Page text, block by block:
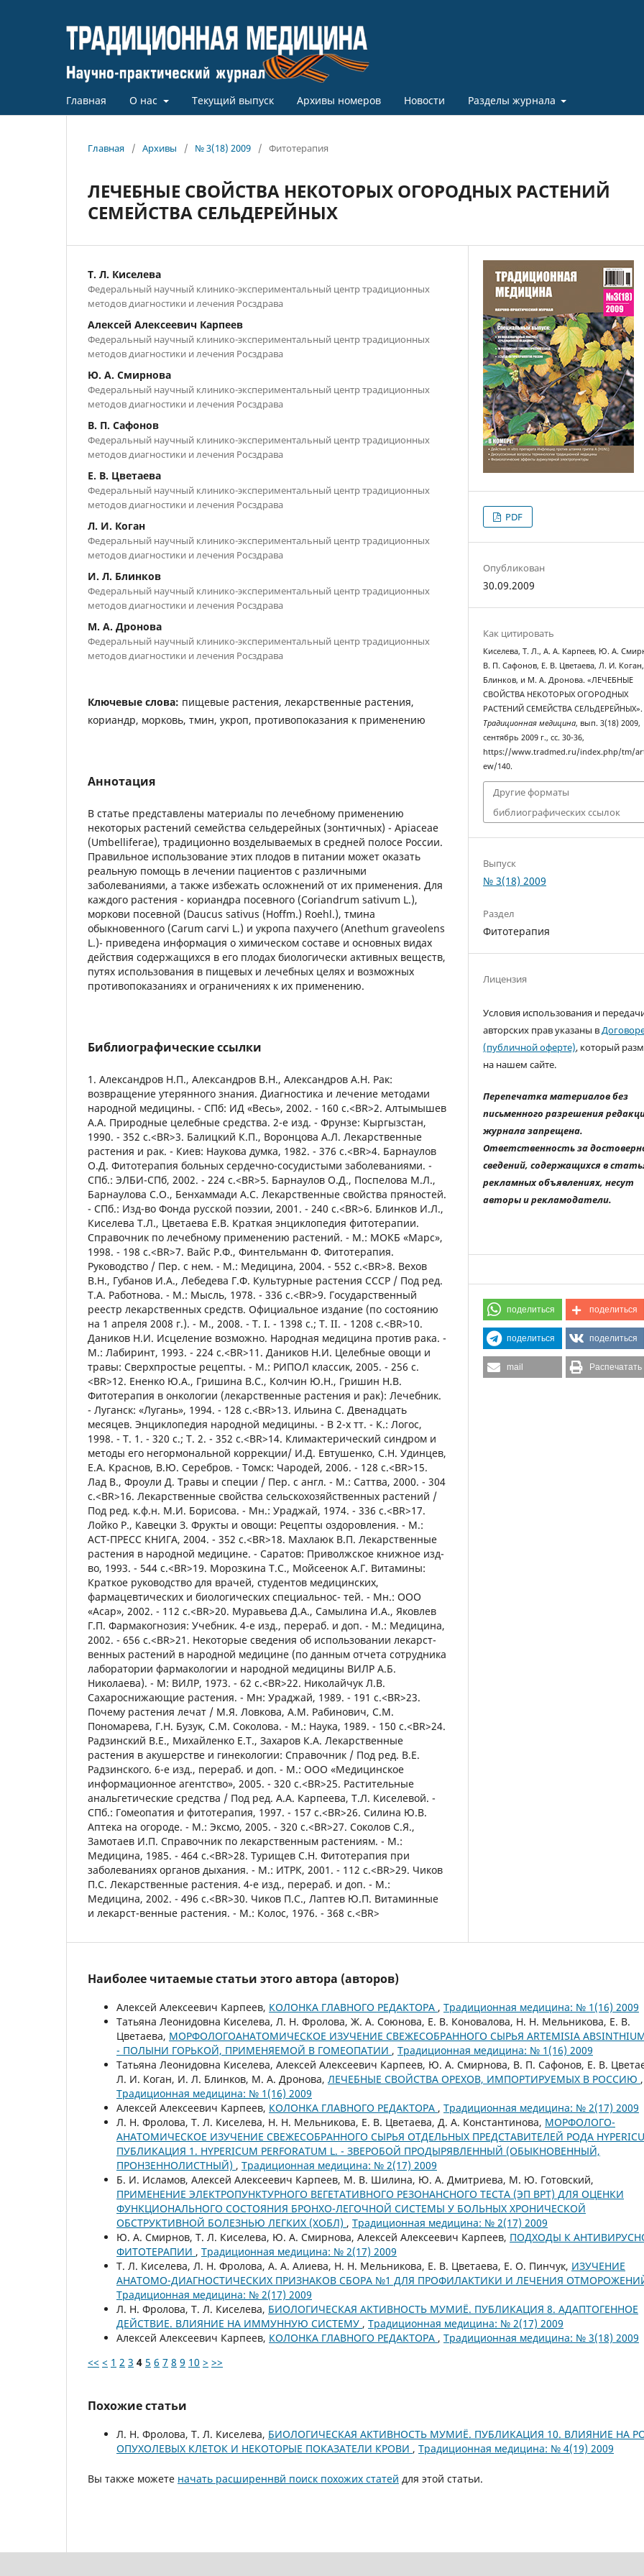
Главная О нас Текущий выпуск Архивы номеров Новости Разделы журнала
Главная / Архивы / № 3(18) 2009 / Фитотерапия
ЛЕЧЕБНЫЕ СВОЙСТВА НЕКОТОРЫХ ОГОРОДНЫХ РАСТЕНИЙ
СЕМЕЙСТВА СЕЛЬДЕРЕЙНЫХ
Т. Л. Киселева
Федеральный научный клинико-экспериментальный центр традиционных
методов диагностики и лечения Росздрава
Алексей Алексеевич Карпеев
Федеральный научный клинико-экспериментальный центр традиционных
методов диагностики и лечения Росздрава
Ю. А. Смирнова
Федеральный научный клинико-экспериментальный центр традиционных
методов диагностики и лечения Росздрава
В. П. Сафонов
Федеральный научный клинико-экспериментальный центр традиционных
методов диагностики и лечения Росздрава
Е. В. Цветаева
Федеральный научный клинико-экспериментальный центр традиционных
методов диагностики и лечения Росздрава
Л. И. Коган
Федеральный научный клинико-экспериментальный центр традиционных
методов диагностики и лечения Росздрава
И. Л. Блинков
Федеральный научный клинико-экспериментальный центр традиционных
методов диагностики и лечения Росздрава
М. А. Дронова
Федеральный научный клинико-экспериментальный центр традиционных
методов диагностики и лечения Росздрава
Ключевые слова: пищевые растения, лекарственные растения,
кориандр, морковь, тмин, укроп, противопоказания к применению
Аннотация
В статье представлены материалы по лечебному применению
некоторых растений семейства сельдерейных (зонтичных) - Apiaceae
(Umbelliferae), традиционно возделываемых в средней полосе России.
Правильное использование этих плодов в питании может оказать
реальную помощь в лечении пациентов с различными
заболеваниями, а также избежать осложнений от их применения. Для
каждого растения - кориандра посевного (Coriandrum sativum L.),
моркови посевной (Daucus sativus (Hoffm.) Roehl.), тмина
обыкновенного (Carum carvi L.) и укропа пахучего (Anethum graveolens
L.)- приведена информация о химическом составе и основных видах
действия содержащихся в его плодах биологически активных веществ,
путях использования в пищевых и лечебных целях и возможных
противопоказаниях и ограничениях к их применению.
Библиографические ссылки
1. Александров Н.П., Александров В.Н., Александров А.Н. Рак:
возвращение утерянного знания. Диагностика и лечение методами
народной медицины. - СПб: ИД «Весь», 2002. - 160 с.<BR>2. Алтымышев
А.А. Природные целебные средства. 2-е изд. - Фрунзе: Кыргызстан,
1990. - 352 с.<BR>3. Балицкий К.П., Воронцова А.Л. Лекарственные
растения и рак. - Киев: Наукова думка, 1982. - 376 с.<BR>4. Барнаулов
О.Д. Фитотерапия больных сердечно-сосудистыми заболеваниями. -
СПб.: ЭЛБИ-СПб, 2002. - 224 с.<BR>5. Барнаулов О.Д., Поспелова М.Л.,
Барнаулова С.О., Бенхаммади А.С. Лекарственные свойства пряностей.
- СПб.: Изд-во Фонда русской поэзии, 2001. - 240 с.<BR>6. Блинков И.Л.,
Киселева Т.Л., Цветаева Е.В. Краткая энциклопедия фитотерапии.
Справочник по лечебному применению растений. - М.: МОКБ «Марс»,
1998. - 198 с.<BR>7. Вайс Р.Ф., Финтельманн Ф. Фитотерапия.
Руководство / Пер. с нем. - М.: Медицина, 2004. - 552 с.<BR>8. Вехов
В.Н., Губанов И.А., Лебедева Г.Ф. Культурные растения СССР / Под ред.
Т.А. Работнова. - М.: Мысль, 1978. - 336 с.<BR>9. Государственный
реестр лекарственных средств. Официальное издание (по состоянию
на 1 апреля 2008 г.). - М., 2008. - Т. I. - 1398 с.; Т. II. - 1208 с.<BR>10.
Даников Н.И. Исцеление возможно. Народная медицина против рака. -
М.: Лабиринт, 1993. - 224 с.<BR>11. Даников Н.И. Целебные овощи и
травы: Сверхпростые рецепты. - М.: РИПОЛ классик, 2005. - 256 с.
<BR>12. Ененко Ю.А., Гришина В.С., Колчин Ю.Н., Гришин Н.В.
Фитотерапия в онкологии (лекарственные растения и рак): Лечебник.
- Луганск: «Лугань», 1994. - 128 с.<BR>13. Ильина С. Двенадцать
месяцев. Энциклопедия народной медицины. - В 2-х тт. - К.: Логос,
1998. - Т. 1. - 320 с.; Т. 2. - 352 с.<BR>14. Климактерический синдром и
методы его негормональной коррекции/ И.Д. Евтушенко, С.Н. Удинцев,
Е.А. Краснов, В.Ю. Серебров. - Томск: Чародей, 2006. - 128 с.<BR>15.
Лад В., Фроули Д. Травы и специи / Пер. с англ. - М.: Саттва, 2000. - 304
с.<BR>16. Лекарственные свойства сельскохозяйственных растений /
Под ред. к.ф.н. М.И. Борисова. - Мн.: Ураджай, 1974. - 336 с.<BR>17.
Лойко Р., Кавецки З. Фрукты и овощи: Рецепты оздоровления. - М.:
АСТ-ПРЕСС КНИГА, 2004. - 352 с.<BR>18. Махлаюк В.П. Лекарственные
растения в народной медицине. - Саратов: Приволжское книжное изд-
во, 1993. - 544 с.<BR>19. Морозкина Т.С., Мойсеенок А.Г. Витамины:
Краткое руководство для врачей, студентов медицинских,
фармацевтических и биологических специальнос- тей. - Мн.: ООО
«Асар», 2002. - 112 с.<BR>20. Муравьева Д.А., Самылина И.А., Яковлев
Г.П. Фармакогнозия: Учебник. 4-е изд., перераб. и доп. - М.: Медицина,
2002. - 656 с.<BR>21. Некоторые сведения об использовании лекарст-
венных растений в народной медицине (по данным отчета сотрудника
лаборатории фармакологии и народной медицины ВИЛР А.Б.
Николаева). - М: ВИЛР, 1973. - 62 с.<BR>22. Николайчук Л.В.
Сахароснижающие растения. - Мн: Ураджай, 1989. - 191 с.<BR>23.
Почему растения лечат / М.Я. Ловкова, А.М. Рабинович, С.М.
Пономарева, Г.Н. Бузук, С.М. Соколова. - М.: Наука, 1989. - 150 с.<BR>24.
Радзинский В.Е., Михайленко Е.Т., Захаров К.А. Лекарственные
растения в акушерстве и гинекологии: Справочник / Под ред. В.Е.
Радзинского. 6-е изд., перераб. и доп. - М.: ООО «Медицинское
информационное агентство», 2005. - 320 с.<BR>25. Растительные
анальгетические средства / Под ред. А.А. Карпеева, Т.Л. Киселевой. -
СПб.: Гомеопатия и фитотерапия, 1997. - 157 с.<BR>26. Силина Ю.В.
Аптека на огороде. - М.: Эксмо, 2005. - 320 с.<BR>27. Соколов С.Я.,
Замотаев И.П. Справочник по лекарственным растениям. - М.:
Медицина, 1985. - 464 с.<BR>28. Турищев С.Н. Фитотерапия при
заболеваниях органов дыхания. - М.: ИТРК, 2001. - 112 с.<BR>29. Чиков
П.С. Лекарственные растения. 4-е изд., перераб. и доп. - М.:
Медицина, 2002. - 496 с.<BR>30. Чиков П.С., Лаптев Ю.П. Витаминные
и лекарст-венные растения. - М.: Колос, 1976. - 368 с.<BR>
PDF
Опубликован
30.09.2009
Как цитировать
Киселева, Т. Л., А. А. Карпеев, Ю. А.
В. П. Сафонов, Е. В. Цветаева, Л. И.
Блинков, и М. А. Дронова. «ЛЕЧЕБНЫЕ
СВОЙСТВА НЕКОТОРЫХ ОГОРОДНЫХ
РАСТЕНИЙ СЕМЕЙСТВА СЕЛЬДЕРЕЙНЫХ».
Традиционная медицина, вып. 3(18) 2009,
сентябрь 2009 г., сс. 30-36,
https://www.tradmed.ru/index.php/tm/
ew/140.
Другие форматы
библиографических ссылок
Выпуск
№ 3(18) 2009
Раздел
Фитотерапия
Лицензия
Условия использования и
авторских прав указаны в
(публичной оферте), который
на нашем сайте.
Перепечатка материалов без
письменного разрешения
журнала запрещена.
Ответственность за
сведений, содержащихся в
рекламных объявлениях, несут
авторы и рекламодатели.
поделиться поделиться
поделиться поделиться
mail Распечатать
Наиболее читаемые статьи этого автора (авторов)
Алексей Алексеевич Карпеев, КОЛОНКА ГЛАВНОГО РЕДАКТОРА , Традиционная медицина: № 1(16) 2009
Татьяна Леонидовна Киселева, Л. Н. Фролова, Ж. А. Союнова, Е. В. Коновалова, Н. Н. Мельникова, Е. В.
Цветаева, МОРФОЛОГОАНАТОМИЧЕСКОЕ ИЗУЧЕНИЕ СВЕЖЕСОБРАННОГО СЫРЬЯ ARTEMISIA
- ПОЛЫНИ ГОРЬКОЙ, ПРИМЕНЯЕМОЙ В ГОМЕОПАТИИ , Традиционная медицина: № 1(16) 2009
Татьяна Леонидовна Киселева, Алексей Алексеевич Карпеев, Ю. А. Смирнова, В. П. Сафонов, Е. В.
Л. И. Коган, И. Л. Блинков, М. А. Дронова, ЛЕЧЕБНЫЕ СВОЙСТВА ОРЕХОВ, ИМПОРТИРУЕМЫХ В РОССИЮ ,
Традиционная медицина: № 1(16) 2009
Алексей Алексеевич Карпеев, КОЛОНКА ГЛАВНОГО РЕДАКТОРА , Традиционная медицина: № 2(17) 2009
Л. Н. Фролова, Т. Л. Киселева, Н. Н. Мельникова, Е. В. Цветаева, Д. А. Константинова, МОРФОЛОГО-
АНАТОМИЧЕСКОЕ ИЗУЧЕНИЕ СВЕЖЕСОБРАННОГО СЫРЬЯ ОТДЕЛЬНЫХ ПРЕДСТАВИТЕЛЕЙ РОДА
ПУБЛИКАЦИЯ 1. HYPERICUM PERFORATUM L. - ЗВЕРОБОЙ ПРОДЫРЯВЛЕННЫЙ (ОБЫКНОВЕННЫЙ,
ПРОНЗЕННОЛИСТНЫЙ) , Традиционная медицина: № 2(17) 2009
Б. И. Исламов, Алексей Алексеевич Карпеев, М. В. Шилина, Ю. А. Дмитриева, М. Ю. Готовский,
ПРИМЕНЕНИЕ ЭЛЕКТРОПУНКТУРНОГО ВЕГЕТАТИВНОГО РЕЗОНАНСНОГО ТЕСТА (ЭП ВРТ) ДЛЯ ОЦЕНКИ
ФУНКЦИОНАЛЬНОГО СОСТОЯНИЯ БРОНХО-ЛЕГОЧНОЙ СИСТЕМЫ У БОЛЬНЫХ ХРОНИЧЕСКОЙ
ОБСТРУКТИВНОЙ БОЛЕЗНЬЮ ЛЕГКИХ (ХОБЛ) , Традиционная медицина: № 2(17) 2009
Ю. А. Смирнов, Т. Л. Киселева, Ю. А. Смирнова, Алексей Алексеевич Карпеев, ПОДХОДЫ К
ФИТОТЕРАПИИ , Традиционная медицина: № 2(17) 2009
Т. Л. Киселева, Л. Н. Фролова, А. А. Алиева, Н. Н. Мельникова, Е. В. Цветаева, Е. О. Пинчук, ИЗУЧЕНИЕ
АНАТОМО-ДИАГНОСТИЧЕСКИХ ПРИЗНАКОВ СБОРА №1 ДЛЯ ПРОФИЛАКТИКИ И ЛЕЧЕНИЯ
Традиционная медицина: № 2(17) 2009
Л. Н. Фролова, Т. Л. Киселева, БИОЛОГИЧЕСКАЯ АКТИВНОСТЬ МУМИЁ. ПУБЛИКАЦИЯ 8. АДАПТОГЕННОЕ
ДЕЙСТВИЕ. ВЛИЯНИЕ НА ИММУННУЮ СИСТЕМУ , Традиционная медицина: № 2(17) 2009
Алексей Алексеевич Карпеев, КОЛОНКА ГЛАВНОГО РЕДАКТОРА , Традиционная медицина: № 3(18) 2009
<< < 1 2 3 4 5 6 7 8 9 10 > >>
Похожие статьи
Л. Н. Фролова, Т. Л. Киселева, БИОЛОГИЧЕСКАЯ АКТИВНОСТЬ МУМИЁ. ПУБЛИКАЦИЯ 10. ВЛИЯНИЕ НА
ОПУХОЛЕВЫХ КЛЕТОК И НЕКОТОРЫЕ ПОКАЗАТЕЛИ КРОВИ , Традиционная медицина: № 4(19) 2009
Вы также можете начать расширеннвй поиск похожих статей для этой статьи.